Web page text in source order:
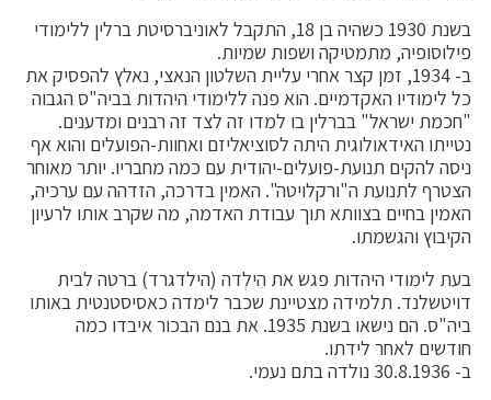
בשנת 1930 כשהיה בן 18, התקבל לאוניברסיטת ברלין ללימודי
פילוסופיה, מתמטיקה ושפות שמיות.
ב- 1934, זמן קצר אחרי עליית השלטון הנאצי, נאלץ להפסיק את
כל לימודיו האקדמיים. הוא פנה ללימודי היהדות בביה"ס הגבוה
"חכמת ישראל" בברלין בו למדו זה לצד זה רבנים ומדענים.
נטייתו האידאולוגית היתה לסוציאליזם ואחוות-הפועלים והוא אף
ניסה להקים תנועת-פועלים-יהודית עם כמה מחבריו. יותר מאוחר
הצטרף לתנועת ה"ורקלויטה". האמין בדרכה, הזדהה עם ערכיה,
האמין בחיים בצוותא תוך עבודת האדמה, מה שקרב אותו לרעיון
הקיבוץ והגשמתו.
בעת לימודי היהדות פגש את הִילְדה (הילדגרד) ברטה לבית
דויטשלנד. תלמידה מצטיינת שכבר לימדה כאסיסטנטית באותו
ביה"ס. הם נישאו בשנת 1935. את בנם הבכור איבדו כמה
חודשים לאחר לידתו.
ב- 30.8.1936 נולדה בתם נעמי.